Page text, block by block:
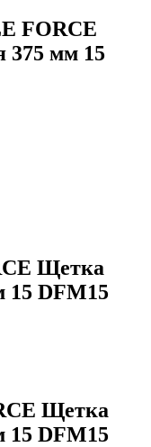
FORCE
375 мм 15
Щетка
15 DFM15
Щетка
15 DFM15